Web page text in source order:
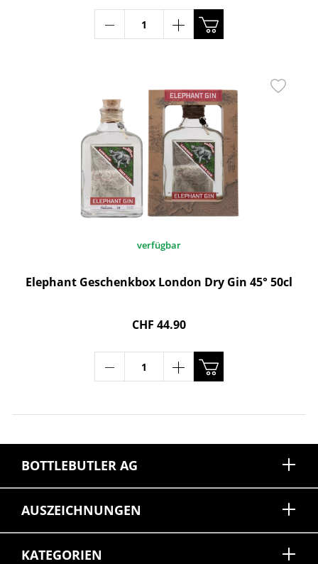
verfügbar
Elephant Geschenkbox London Dry Gin 45° 50cl
CHF 44.90
BOTTLEBUTLER AG
AUSZEICHNUNGEN
KATEGORIEN